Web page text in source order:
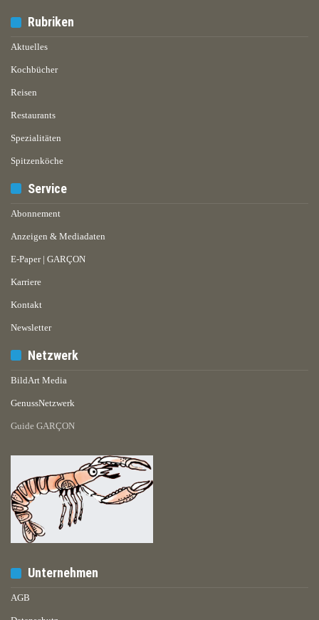
Rubriken
Aktuelles
Kochbücher
Reisen
Restaurants
Spezialitäten
Spitzenköche
Service
Abonnement
Anzeigen & Mediadaten
E-Paper | GARÇON
Karriere
Kontakt
Newsletter
Netzwerk
BildArt Media
GenussNetzwerk
Guide GARÇON
Unternehmen
AGB